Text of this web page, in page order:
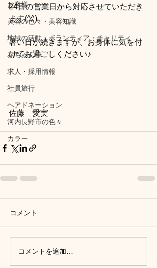
お客様
美容の色々・美容知識
地域の活動・ボランティア・チャリティ
赤ちゃん筆
求人・採用情報
社員旅行
ヘアドネーション
河内長野市の色々
カラー
24日の営業日から対応させていただき
ます(^^)
暑い日が続きますが、お身体に気を付
けてお過ごしください♪
佐藤　愛実
コメント
コメントを追加…